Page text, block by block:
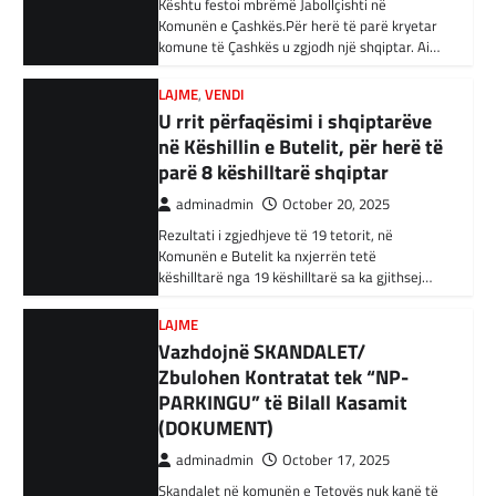
BOTA,KRONIKË E ZEZË, RAJONI
Irani dënon sulmet ajrore të
SHBA-së
adminadmin February 3, 2024
Në qytetin al-Ka’im, rreth 350 km në
veriperëndim të Bagdadit, gjithçka që ka
mbetur pas sulmeve ajrore të Uashingtonit
është…
KRONIKË E ZEZË,LAJME,RAJONI
Tetë persona kërkojnë ndihmë
pas aksidentit ku u përfshinë 14
automjete
adminadmin December 11, 2023
Një aksident trafiku ka ndodhur në
autostradën Ibrahim Rugova, Mazgit-Bresje,
në të cilin janë përfshirë 14 automjete dhe
janë lënduar…
Rezultati i zgjedhjeve të 19 tetorit, në
Komunën e Butelit ka nxjerrën tetë
këshilltarë nga 19 këshilltarë sa ka gjithsej…
LAJME
Vazhdojnë SKANDALET/
Zbulohen Kontratat tek “NP-
PARKINGU” të Bilall Kasamit
(DOKUMENT)
adminadmin October 17, 2025
Skandalet në komunën e Tetovës nuk kanë të
ndalur! Pas publikimit të qindra kontratave të
dyshimta tek XHOB2011, tashmë janë…
LAJME,MË TË FUNDIT
Avokati i Popullit hapi linjë
telefonike për raportimin e
shkeljeve të të drejtave të
votimit në RMV